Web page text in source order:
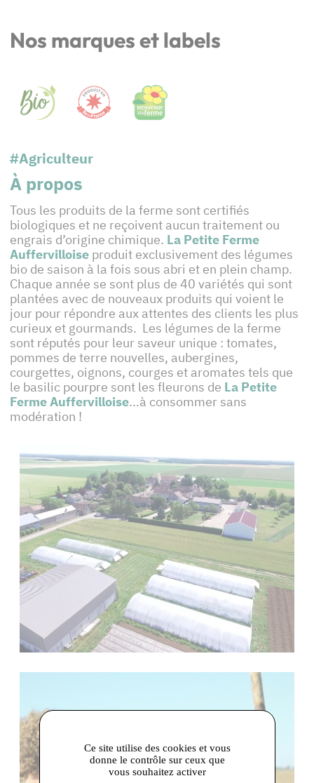
Nos marques et labels
#Agriculteur
À propos
Tous les produits de la ferme sont certifiés
biologiques et ne reçoivent aucun traitement ou
engrais d’origine chimique. La Petite Ferme
Auffervilloise produit exclusivement des légumes
bio de saison à la fois sous abri et en plein champ.
Chaque année se sont plus de 40 variétés qui sont
plantées avec de nouveaux produits qui voient le
jour pour répondre aux attentes des clients les plus
curieux et gourmands. Les légumes de la ferme
sont réputés pour leur saveur unique : tomates,
pommes de terre nouvelles, aubergines,
courgettes, oignons, courges et aromates tels que
le basilic pourpre sont les fleurons de La Petite
Ferme Auffervilloise...à consommer sans
modération !
Ce site utilise des cookies et vous
donne le contrôle sur ceux que
vous souhaitez activer